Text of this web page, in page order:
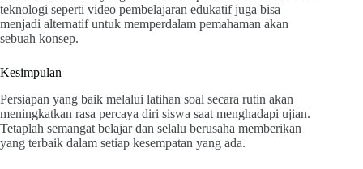
teknologi seperti video pembelajaran edukatif juga bisa
menjadi alternatif untuk memperdalam pemahaman akan
sebuah konsep.
Kesimpulan
Persiapan yang baik melalui latihan soal secara rutin akan
meningkatkan rasa percaya diri siswa saat menghadapi ujian.
Tetaplah semangat belajar dan selalu berusaha memberikan
yang terbaik dalam setiap kesempatan yang ada.